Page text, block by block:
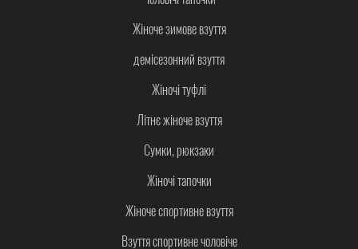
Жіноче зимове взуття
демісезонний взуття
Жіночі туфлі
Літнє жіноче взуття
Сумки, рюкзаки
Жіночі тапочки
Жіноче спортивне взуття
Взуття спортивне чоловіче